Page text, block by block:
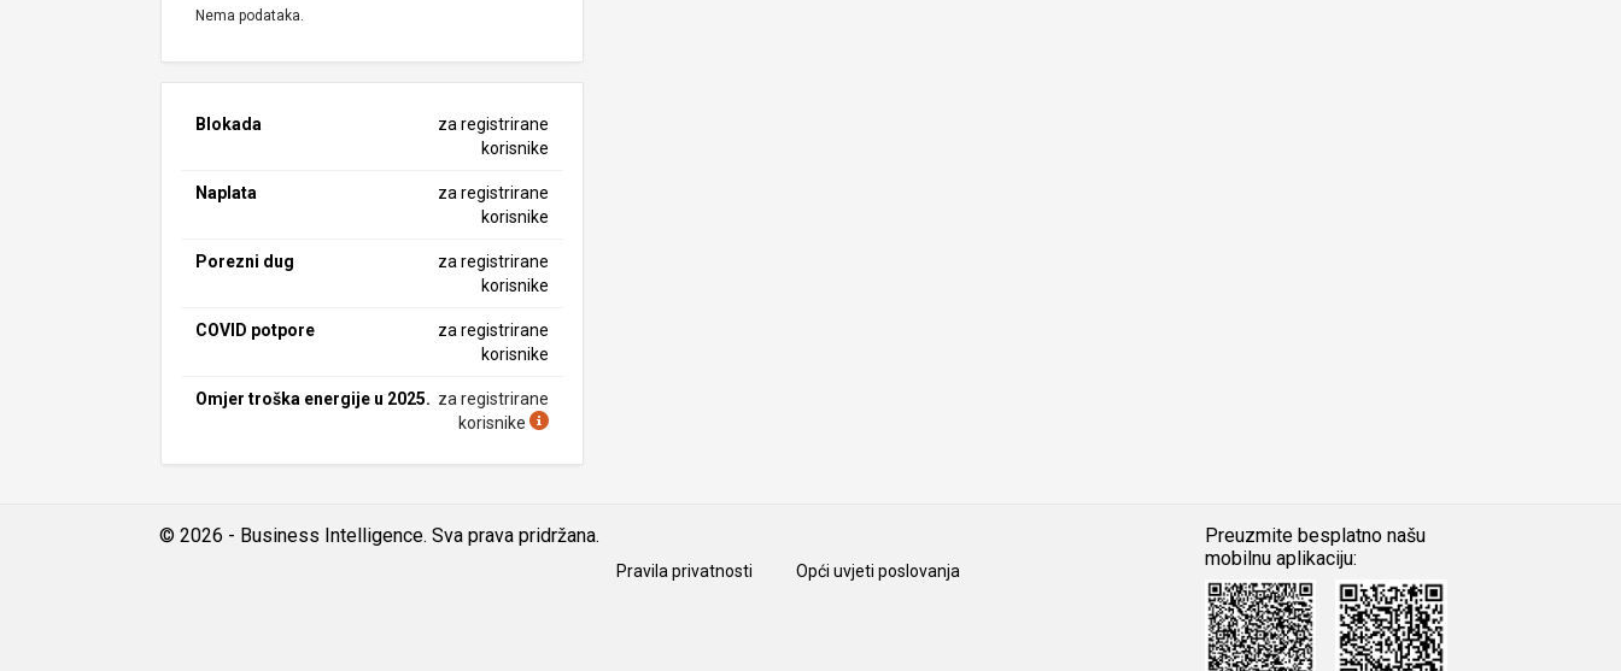
Nema podataka.
Blokada
za registrirane
korisnike
Naplata
za registrirane
korisnike
Porezni dug
za registrirane
korisnike
COVID potpore
za registrirane
korisnike
Omjer troška energije u 2025. za registrirane
korisnike
© 2026 - Business Intelligence. Sva prava pridržana.
Pravila privatnosti Opći uvjeti poslovanja
Preuzmite besplatno našu
mobilnu aplikaciju:
Android iOS